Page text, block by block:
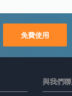
免費使用
與我們